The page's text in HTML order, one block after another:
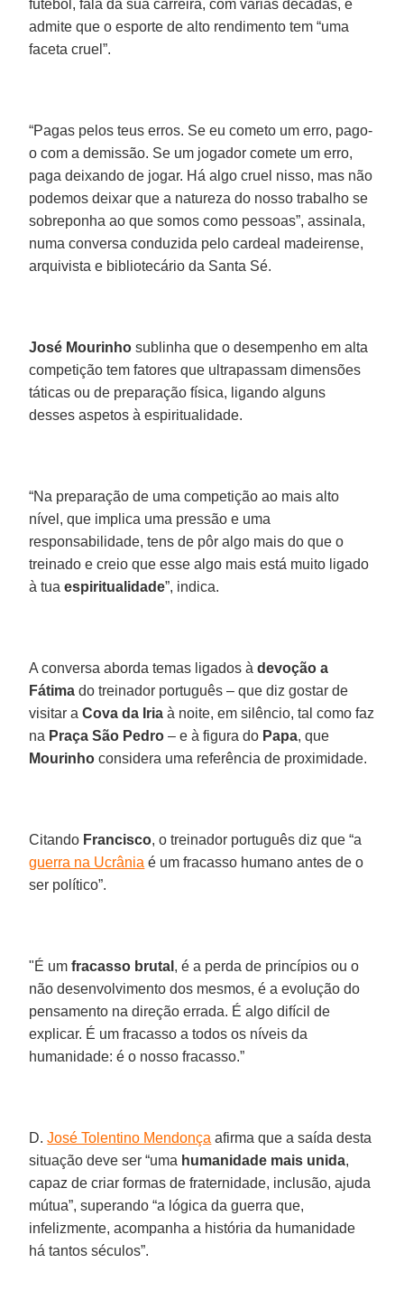
futebol, fala da sua carreira, com várias décadas, e
admite que o esporte de alto rendimento tem “uma
faceta cruel”.
“Pagas pelos teus erros. Se eu cometo um erro, pago-
o com a demissão. Se um jogador comete um erro,
paga deixando de jogar. Há algo cruel nisso, mas não
podemos deixar que a natureza do nosso trabalho se
sobreponha ao que somos como pessoas”, assinala,
numa conversa conduzida pelo cardeal madeirense,
arquivista e bibliotecário da Santa Sé.
José Mourinho sublinha que o desempenho em alta
competição tem fatores que ultrapassam dimensões
táticas ou de preparação física, ligando alguns
desses aspetos à espiritualidade.
“Na preparação de uma competição ao mais alto
nível, que implica uma pressão e uma
responsabilidade, tens de pôr algo mais do que o
treinado e creio que esse algo mais está muito ligado
à tuaespiritualidade”, indica.
A conversa aborda temas ligados àdevoção a
Fátima do treinador português – que diz gostar de
visitar aCova da Iria à noite, em silêncio, tal como faz
na Praça São Pedro – e à figura do Papa, que
Mourinho considera uma referência de proximidade.
Citando Francisco, o treinador português diz que “a
guerra na Ucrânia é um fracasso humano antes de o
ser político”.
"É umfracasso brutal , é a perda de princípios ou o
não desenvolvimento dos mesmos, é a evolução do
pensamento na direção errada. É algo difícil de
explicar. É um fracasso a todos os níveis da
humanidade: é o nosso fracasso.”
D.José Tolentino Mendonça afirma que a saída desta
situação deve ser “uma humanidade mais unida,
capaz de criar formas de fraternidade, inclusão, ajuda
mútua”, superando “a lógica da guerra que,
infelizmente, acompanha a história da humanidade
há tantos séculos”.